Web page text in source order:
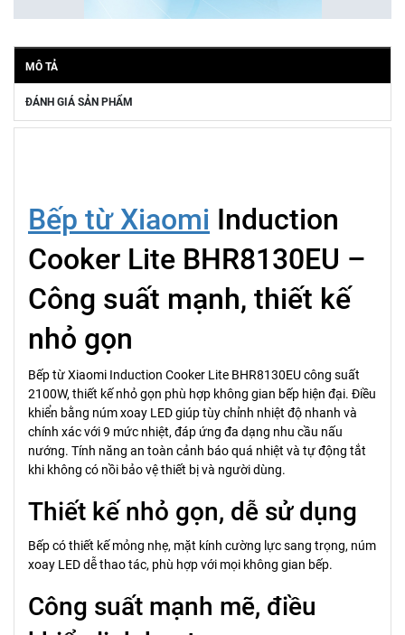
MÔ TẢ
ĐÁNH GIÁ SẢN PHẨM
Bếp từ Xiaomi Induction
Cooker Lite BHR8130EU –
Công suất mạnh, thiết kế
nhỏ gọn
Bếp từ Xiaomi Induction Cooker Lite BHR8130EU công suất
2100W, thiết kế nhỏ gọn phù hợp không gian bếp hiện đại. Điều
khiển bằng núm xoay LED giúp tùy chỉnh nhiệt độ nhanh và
chính xác với 9 mức nhiệt, đáp ứng đa dạng nhu cầu nấu
nướng. Tính năng an toàn cảnh báo quá nhiệt và tự động tắt
khi không có nồi bảo vệ thiết bị và người dùng.
Thiết kế nhỏ gọn, dễ sử dụng
Bếp có thiết kế mỏng nhẹ, mặt kính cường lực sang trọng, núm
xoay LED dễ thao tác, phù hợp với mọi không gian bếp.
Công suất mạnh mẽ, điều